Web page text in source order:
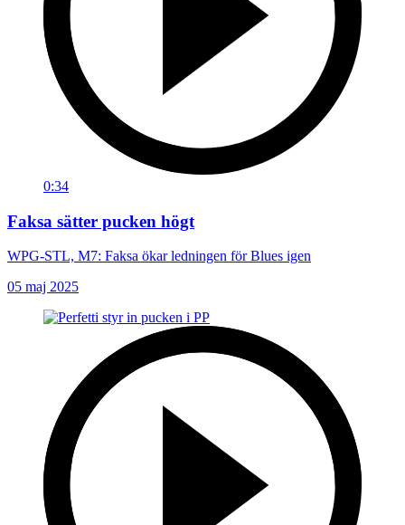
0:34
Faksa sätter pucken högt
WPG-STL, M7: Faksa ökar ledningen för Blues igen
05 maj 2025